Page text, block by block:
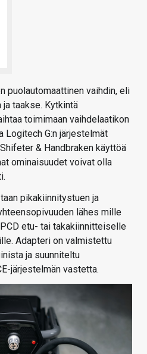
puolautomaattinen vaihdin, eli
taakse. Kytkintä
toimimaan vaihdelaatikon
Logitech G:n järjestelmät
& Handbraken käyttöä
ominaisuudet voivat olla
pikakiinnitystuen ja
lähes mille
etu- tai takakiinnitteiselle
Adapteri on valmistettu
ja suunniteltu
järjestelmän vastetta.